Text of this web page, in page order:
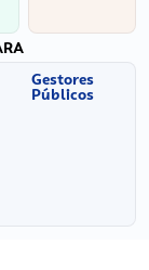
Gestores
Públicos